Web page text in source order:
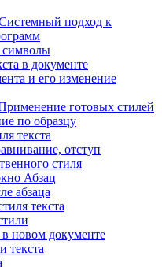
подход к
символы
в документе
и его изменение
готовых стилей
по образцу
текста
отступ
стиля
Абзац
абзаца
текста
новом документе
текста